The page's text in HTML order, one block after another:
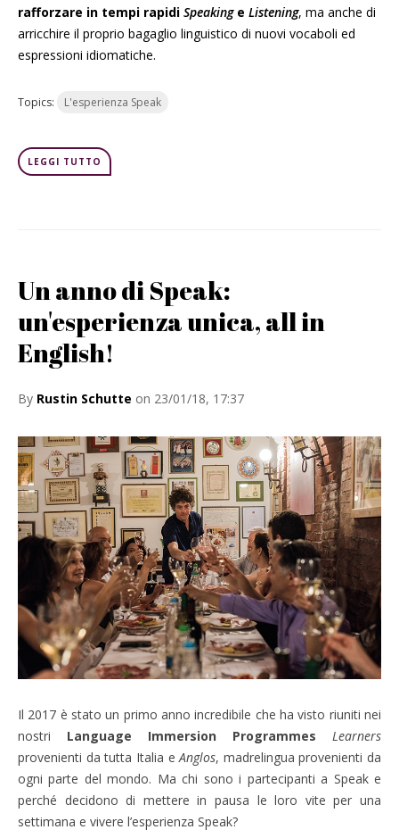
rafforzare in tempi rapidi Speakinge Listening, ma anche di
arricchire il proprio bagaglio linguistico di nuovi vocaboli ed
espressioni idiomatiche.
Topics: L'esperienza Speak
LEGGI TUTTO
Un anno di Speak:
un'esperienza unica, all in
English!
By Rustin Schutte on 23/01/18, 17:37
Il 2017 è stato un primo anno incredibile che ha visto riuniti nei
nostri Language Immersion Programmes
Learners
provenienti da tutta Italia eAnglos, madrelingua provenienti da
ogni parte del mondo. Ma chi sono i partecipanti a Speak e
perché decidono di mettere in pausa le loro vite per una
settimana e vivere l’esperienza Speak?